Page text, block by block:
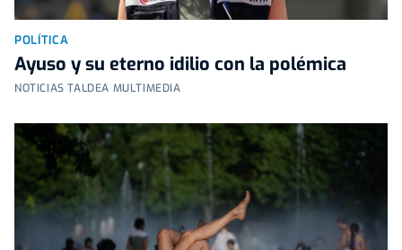
POLÍTICA
Ayuso y su eterno idilio con la polémica
NOTICIAS TALDEA MULTIMEDIA